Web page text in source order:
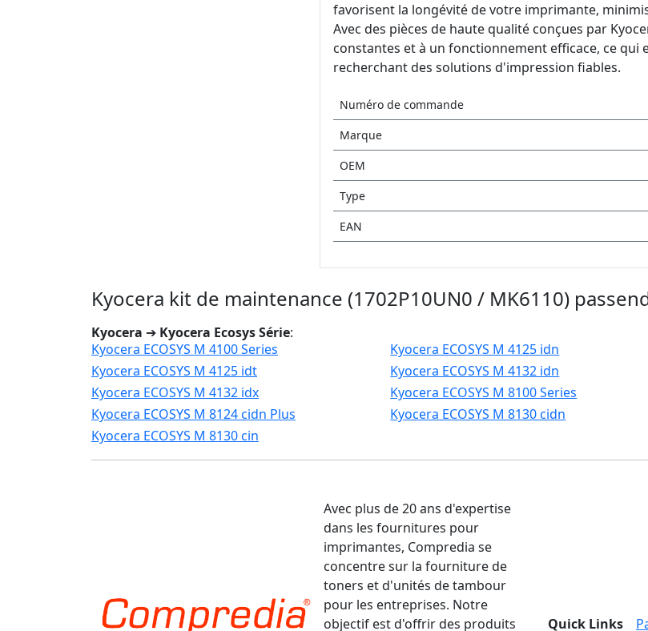
favorisent la longévité de votre imprimante,
Avec des pièces de haute qualité conçues par
constantes et à un fonctionnement efficace, ce
recherchant des solutions d'impression fiables.
Numéro de commande
Marque
OEM
Type
EAN
Kyocera kit de maintenance (1702P10UN0 / MK6110)
Kyocera ➔ Kyocera Ecosys Série:
Kyocera ECOSYS M 4100 Series
Kyocera ECOSYS M 4125 idn
Kyocera ECOSYS M 4125 idt
Kyocera ECOSYS M 4132 idn
Kyocera ECOSYS M 4132 idx
Kyocera ECOSYS M 8100 Series
Kyocera ECOSYS M 8124 cidn Plus
Kyocera ECOSYS M 8130 cidn
Kyocera ECOSYS M 8130 cin
Avec plus de 20 ans d'expertise
dans les fournitures pour
imprimantes, Compredia se
concentre sur la fourniture de
toners et d'unités de tambour
pour les entreprises. Notre
objectif est d'offrir des produits
Quick Links